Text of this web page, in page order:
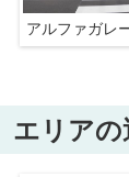
アルファガレ
エリアの